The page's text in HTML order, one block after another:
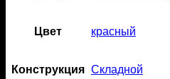
Цвет красный
Конструкция Складной